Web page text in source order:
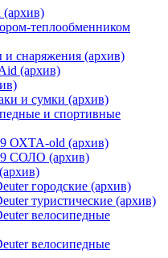
теплообменником
снаряжения (архив)
(архив)
и сумки (архив)
и спортивные
ОХТА-old (архив)
СОЛО (архив)
городские (архив)
туристические (архив)
велосипедные
велосипедные